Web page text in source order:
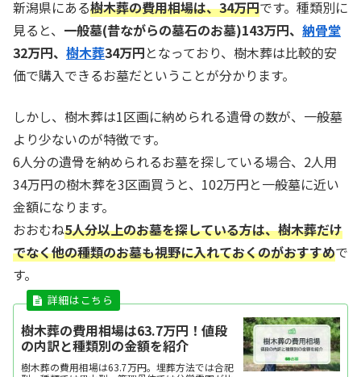
新潟県にある樹木葬の費用相場は、34万円です。種類別に
見ると、 一般墓(昔ながらの墓石のお墓)143万円、 納骨堂
32万円、 樹木葬34万円となっており、樹木葬は比較的安
価で購入できるお墓だということが分かります。
しかし、樹木葬は1区画に納められる遺骨の数が、一般墓
より少ないのが特徴です。
6人分の遺骨を納められるお墓を探している場合、2人用
34万円の樹木葬を3区画買うと、102万円と一般墓に近い
金額になります。
おおむね5人分以上のお墓を探している方は、樹木葬だけ
でなく他の種類のお墓も視野に入れておくのがおすすめで
す。
樹木葬の費用相場は63.7万円！値段
の内訳と種類別の金額を紹介
樹木葬の費用相場は63.7万円。埋葬方法では合祀